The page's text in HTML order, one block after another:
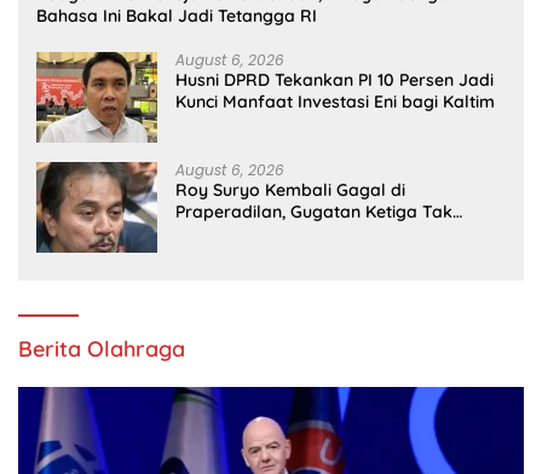
Bahasa Ini Bakal Jadi Tetangga RI
August 6, 2026
Husni DPRD Tekankan PI 10 Persen Jadi
Kunci Manfaat Investasi Eni bagi Kaltim
August 6, 2026
Roy Suryo Kembali Gagal di
Praperadilan, Gugatan Ketiga Tak
Berita Olahraga